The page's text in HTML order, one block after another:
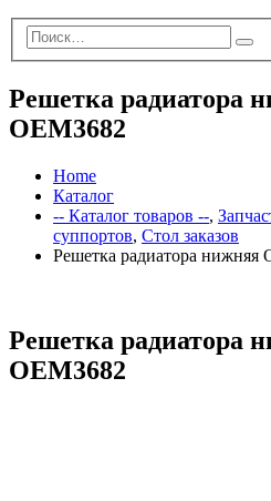
Решетка радиатора
OEM3682
Home
Каталог
-- Каталог товаров --,
суппортов, Стол заказов
Решетка радиатора нижняя
Решетка радиатора
OEM3682